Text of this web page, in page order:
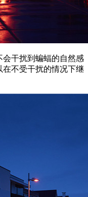
干扰到蝙蝠的自然感
不受干扰的情况下继